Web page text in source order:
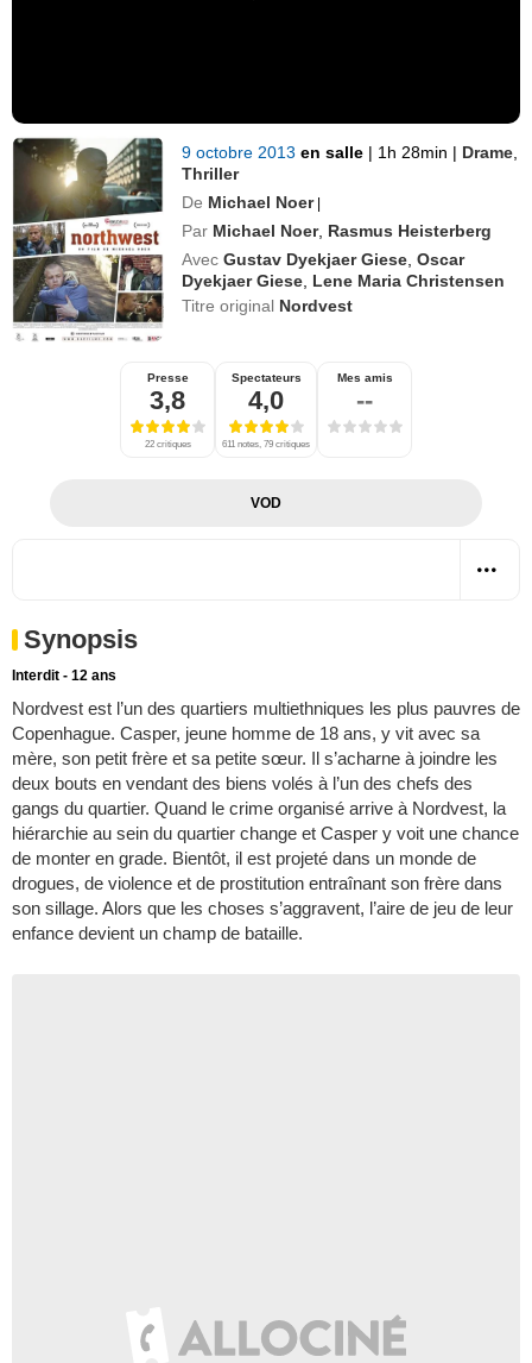
9 octobre 2013en salle | 1h 28min | Drame
Thriller
De Michael Noer |
Par Michael Noer, Rasmus Heisterberg
Avec Gustav Dyekjaer Giese ,Oscar
Dyekjaer Giese Lene Maria Christensen
Titre original Nordvest
Presse
3,8
22 critiques
Spectateurs
4,0
611 notes, 79 critiques
Mes amis
--
VOD
Synopsis
Interdit - 12 ans
Nordvest est l’un des quartiers multiethniques les plus pauvres de
Copenhague. Casper, jeune homme de 18 ans, y vit avec sa
mère, son petit frère et sa petite sœur. Il s’acharne à joindre les
deux bouts en vendant des biens volés à l’un des chefs des
gangs du quartier. Quand le crime organisé arrive à Nordvest, la
hiérarchie au sein du quartier change et Casper y voit une chance
de monter en grade. Bientôt, il est projeté dans un monde de
drogues, de violence et de prostitution entraînant son frère dans
son sillage. Alors que les choses s’aggravent, l’aire de jeu de leur
enfance devient un champ de bataille.